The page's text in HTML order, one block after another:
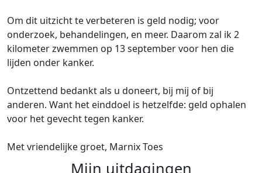
Om dit uitzicht te verbeteren is geld nodig; voor
onderzoek, behandelingen, en meer. Daarom zal ik 2
kilometer zwemmen op 13 september voor hen die
lijden onder kanker.
Ontzettend bedankt als u doneert, bij mij of bij
anderen. Want het einddoel is hetzelfde: geld ophalen
voor het gevecht tegen kanker.
Met vriendelijke groet, Marnix Toes
Mijn uitdagingen